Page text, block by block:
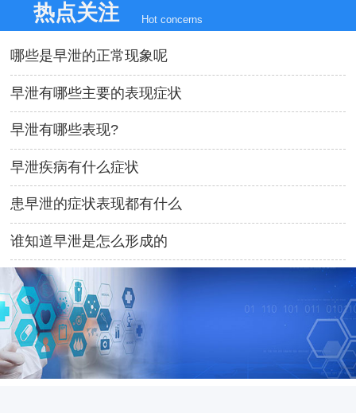
热点关注 Hot concerns
哪些是早泄的正常现象呢
早泄有哪些主要的表现症状
早泄有哪些表现?
早泄疾病有什么症状
患早泄的症状表现都有什么
谁知道早泄是怎么形成的